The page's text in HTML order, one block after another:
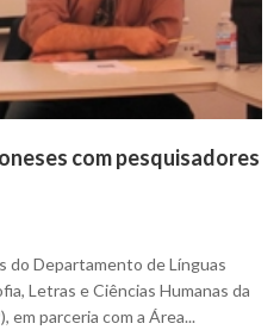
com pesquisadores
do Departamento de Línguas
Letras e Ciências Humanas da
em parceria com a Área...